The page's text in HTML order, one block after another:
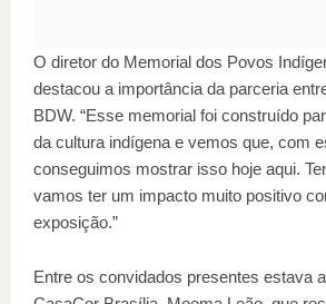
O diretor do Memorial dos Povos
destacou a importância da parceria
BDW. “Esse memorial foi construído
da cultura indígena e vemos que, com
conseguimos mostrar isso hoje aqui.
vamos ter um impacto muito positivo
exposição.”
Entre os convidados presentes estava